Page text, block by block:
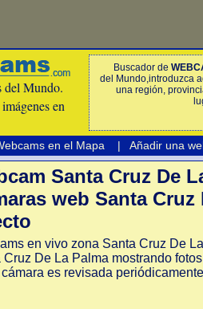
del Mundo.
en
Buscador de
del Mundo,introduzca
una región,
en el Mapa | Añadir una
Santa Cruz De
web Santa Cruz
en vivo zona Santa Cruz De
Cruz De La Palma mostrando
es revisada